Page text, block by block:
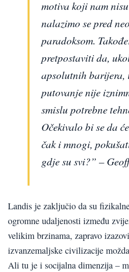
motiva koji nam
nalazimo se pred
paradoksom.
pretpostaviti da,
apsolutnih barijera,
putovanje nije
smislu potrebne
Očekivalo bi se da
čak i mnogi,
gdje su svi?” –
Landis je zaključio da su
ogromne udaljenosti između
velikim brzinama, zapravo
izvanzemaljske civilizacije
Ali tu je i socijalna dimenzija –